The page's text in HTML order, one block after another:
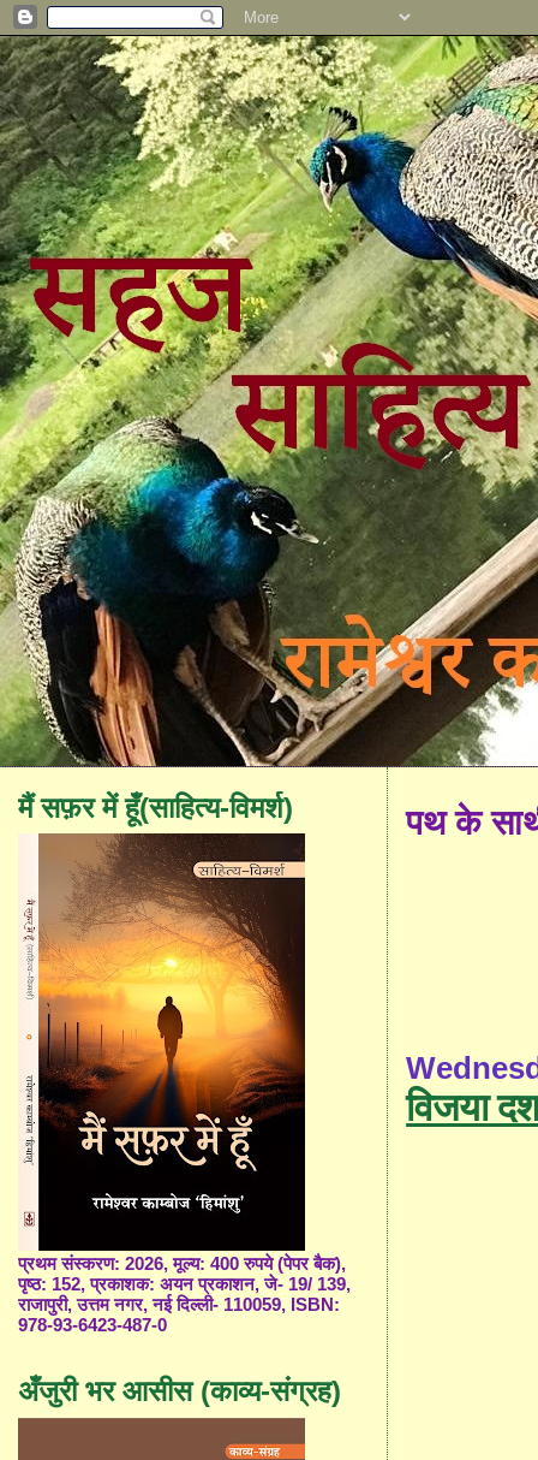
पथ के
विजया
मैं सफ़र में हूँ(साहित्य-विमर्श)
प्रथम संस्करण: 2026, मूल्य: 400 रुपये (पेपर बैक),
पृष्ठ: 152, प्रकाशक: अयन प्रकाशन, जे- 19/ 139,
राजापुरी, उत्तम नगर, नई दिल्ली- 110059, ISBN:
978-93-6423-487-0
अँजुरी भर आसीस (काव्य-संग्रह)